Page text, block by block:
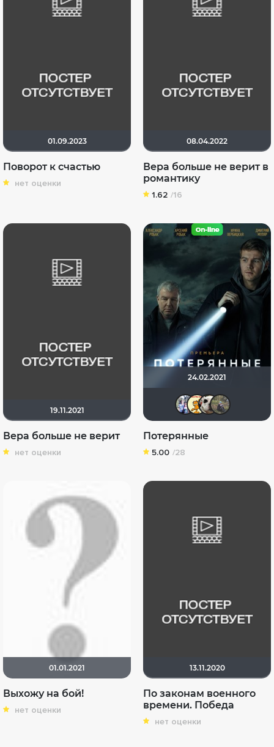
01.09.2023
Поворот к счастью
нет оценки
08.04.2022
Вера больше не верит в
романтику
1.62 /16
19.11.2021
Вера больше не верит
нет оценки
24.02.2021
Потерянные
5.00 /28
01.01.2021
Выхожу на бой!
нет оценки
13.11.2020
По законам военного
времени. Победа
нет оценки